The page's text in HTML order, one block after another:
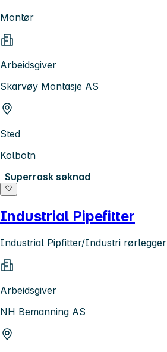
Montør
Arbeidsgiver
Skarvøy Montasje AS
Sted
Kolbotn
Superrask søknad
Industrial Pipefitter
Industrial Pipfitter/Industri rørlegger
Arbeidsgiver
NH Bemanning AS